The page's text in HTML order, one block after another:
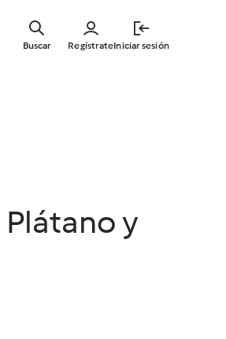
RegístrateIniciar sesión
Buscar
y